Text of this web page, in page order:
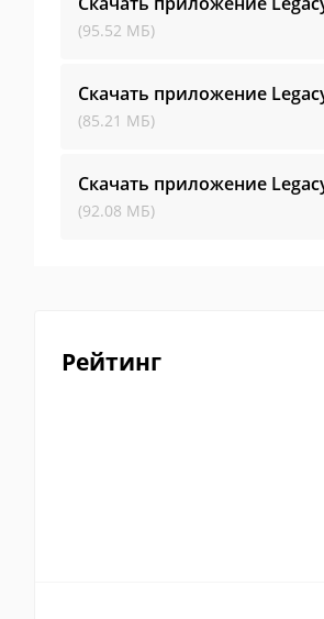
(95.52 МБ)
Скачать приложение
(85.21 МБ)
Скачать приложение
(92.08 МБ)
Рейтинг